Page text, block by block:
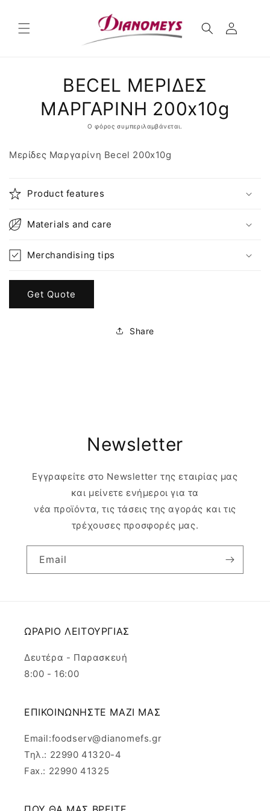
περιεχόμενο
πληροφορίες
προϊόντος
BECEL ΜΕΡΙΔΕΣ
ΜΑΡΓΑΡΙΝΗ 200x10g
Ο φόρος συμπεριλαμβάνεται.
Μερίδες Μαργαρίνη Becel 200x10g
Product features
Materials and care
Merchandising tips
Get Quote
Share
Newsletter
Εγγραφείτε στο Newsletter της εταιρίας μας
και μείνετε ενήμεροι για τα
νέα προϊόντα, τις τάσεις της αγοράς και τις
τρέχουσες προσφορές μας.
Email
ΩΡΑΡΙΟ ΛΕΙΤΟΥΡΓΙΑΣ
Δευτέρα - Παρασκευή
8:00 - 16:00
ΕΠΙΚΟΙΝΩΝΗΣΤΕ ΜΑΖΙ ΜΑΣ
Email:foodserv@dianomefs.gr
Τηλ.: 22990 41320-4
Fax.: 22990 41325